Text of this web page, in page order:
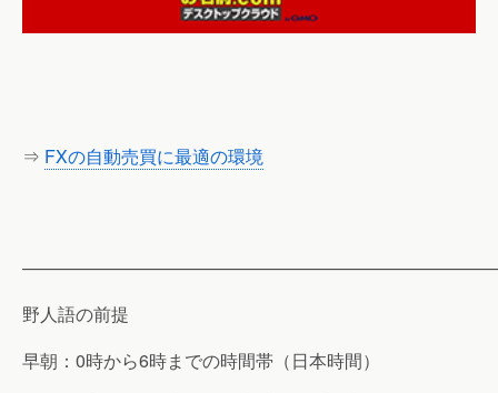
⇒ FXの自動売買に最適の環境
野人語の前提
早朝：0時から6時までの時間帯（日本時間）